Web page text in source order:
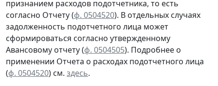
признанием расходов подотчетника, то есть
согласно Отчету (ф. 0504520). В отдельных случаях
задолженность подотчетного лица может
сформироваться согласно утвержденному
Авансовому отчету(ф. 0504505). Подробнее о
применении Отчета о расходах подотчетного лица
(ф. 0504520) см. здесь.